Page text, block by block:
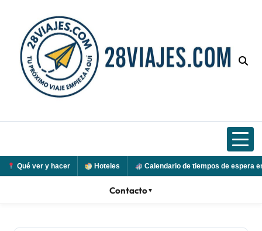
contenido
Qué ver y hacer Hoteles Calendario de tiempos de espera
Contacto▼